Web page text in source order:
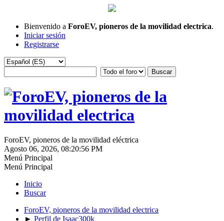
Bienvenido a ForoEV, pioneros de la movilidad electrica.
Iniciar sesión
Registrarse
ForoEV, pioneros de la movilidad eléctrica
Agosto 06, 2026, 08:20:56 PM
Menú Principal
Menú Principal
Inicio
Buscar
ForoEV, pioneros de la movilidad electrica
► Perfil de Isaac300k